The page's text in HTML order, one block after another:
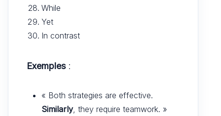
While
Yet
In contrast
Exemples:
« Both strategies are effective.
Similarly, they require teamwork. »